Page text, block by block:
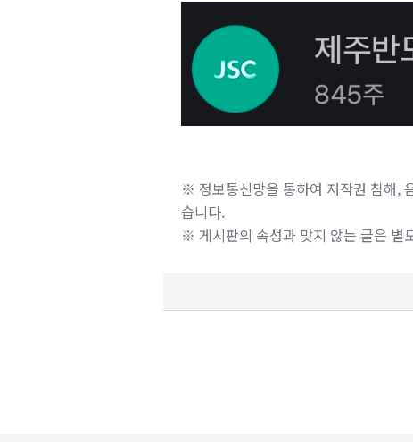
※ 정보통신망을 통하여 저작권 침해,
습니다.
※ 게시판의 속성과 맞지 않는 글은 별